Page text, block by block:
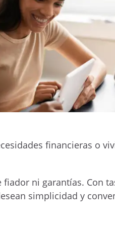
financieras o
ni garantías. Con
simplicidad y